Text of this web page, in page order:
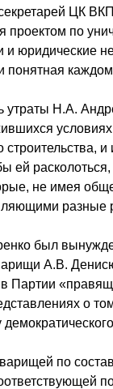
ЦК
проектом по
юридические
понятная
Н.А.
строительства,
ей
не имея
разные
был
А.В.
Партии
о
по